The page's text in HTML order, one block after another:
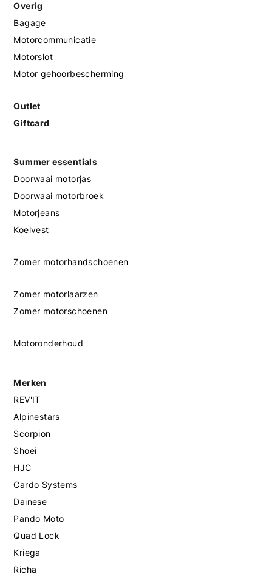
Overig
Bagage
Motorcommunicatie
Motorslot
Motor gehoorbescherming
Outlet
Giftcard
Summer essentials
Doorwaai motorjas
Doorwaai motorbroek
Motorjeans
Koelvest
Zomer motorhandschoenen
Zomer motorlaarzen
Zomer motorschoenen
Motoronderhoud
Merken
REV'IT
Alpinestars
Scorpion
Shoei
HJC
Cardo Systems
Dainese
Pando Moto
Quad Lock
Kriega
Richa